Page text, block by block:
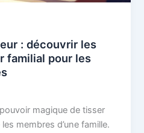
: découvrir les
familial pour les
magique de tisser
membres d’une famille.